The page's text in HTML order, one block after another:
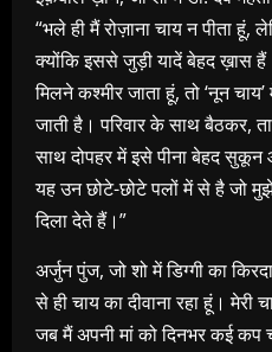
“भले ही मैं रोज़ाना चाय न पीता
क्योंकि इससे जुड़ी यादें बेहद ख़ास
मिलने कश्मीर जाता हूं, तो ‘नून
जाती है। परिवार के साथ बैठकर,
साथ दोपहर में इसे पीना बेहद सुकून
यह उन छोटे-छोटे पलों में से है जो
दिला देते हैं।”
अर्जुन पुंज, जो शो में डिग्गी का
से ही चाय का दीवाना रहा हूं।
जब मैं अपनी मां को दिनभर कई कप